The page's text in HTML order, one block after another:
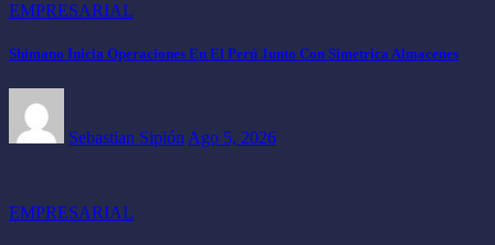
EMPRESARIAL
Shimano Inicia Operaciones En El Perú Junto Con Simetrica Almacenes
Sebastian Sipión Ago 5, 2026
EMPRESARIAL